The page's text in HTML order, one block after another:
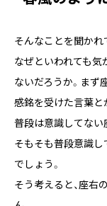
そんなことを聞かれ
なぜといわれても
ないだろうか。まず
感銘を受けた言葉と
普段は意識してない
そもそも普段意識し
でしょう。
そう考えると、座右